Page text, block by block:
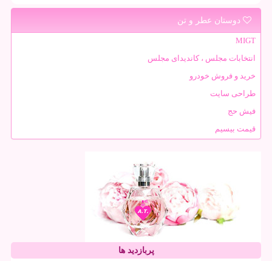
دوستان عطر و تن
MIGT
انتخابات مجلس ، کاندیدای مجلس
خرید و فروش خودرو
طراحی سایت
فیش حج
قیمت بیسیم
پربازدید ها